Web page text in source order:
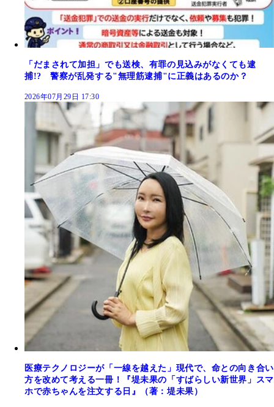
「だまされて加担」でも送検、有罪の見込みがなくても逮
捕!? 警察が乱発する"無理筋逮捕"に正義はあるのか？
2026年07月29日 17:30
医療テクノロジーが「一線を越えた」現代で、命との向き合い
方を改めて考える一冊！『堤未果の「すばらしい新世界」スマ
ホで赤ちゃんを注文する日』（著：堤未果）